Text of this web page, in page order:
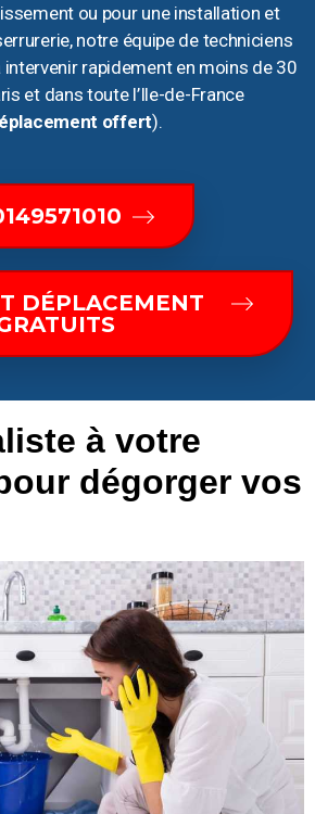
ou pour une installation et
notre équipe de techniciens
rapidement en moins de 30
et dans toute l’Ile-de-France
offert).
DÉPLACEMENT
à votre
dégorger vos